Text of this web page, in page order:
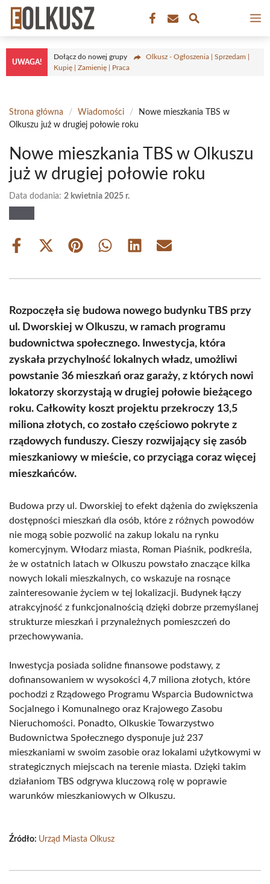
Przejdź
treści
UWAGA!
Dołącz do nowej grupy
Olkusz - Ogłoszenia | Sprzedam |
Kupię | Zamienię | Praca
Strona główna / Wiadomości /
Nowe mieszkania TBS w
Olkuszu już w drugiej połowie roku
Nowe mieszkania TBS w Olkuszu
już w drugiej połowie roku
Data dodania: 2 kwietnia 2025 r.
Share
Share
(Twitter)
Share Share Share Share
Rozpoczęła się budowa nowego budynku TBS przy
ul. Dworskiej w Olkuszu, w ramach programu
budownictwa społecznego. Inwestycja, która
zyskała przychylność lokalnych władz, umożliwi
powstanie 36 mieszkań oraz garaży, z których nowi
lokatorzy skorzystają w drugiej połowie bieżącego
roku. Całkowity koszt projektu przekroczy 13,5
miliona złotych, co zostało częściowo pokryte z
rządowych funduszy. Cieszy rozwijający się zasób
mieszkaniowy w mieście, co przyciąga coraz więcej
mieszkańców.
Budowa przy ul. Dworskiej to efekt dążenia do zwiększenia
dostępności mieszkań dla osób, które z różnych powodów
nie mogą sobie pozwolić na zakup lokalu na rynku
komercyjnym. Włodarz miasta, Roman Piaśnik, podkreśla,
że w ostatnich latach w Olkuszu powstało znaczące kilka
nowych lokali mieszkalnych, co wskazuje na rosnące
zainteresowanie życiem w tej lokalizacji. Budynek łączy
atrakcyjność z funkcjonalnością dzięki dobrze przemyślanej
strukturze mieszkań i przynależnych pomieszczeń do
przechowywania.
Inwestycja posiada solidne finansowe podstawy, z
dofinansowaniem w wysokości 4,7 miliona złotych, które
pochodzi z Rządowego Programu Wsparcia Budownictwa
Socjalnego i Komunalnego oraz Krajowego Zasobu
Nieruchomości. Ponadto, Olkuskie Towarzystwo
Budownictwa Społecznego dysponuje już 237
mieszkaniami w swoim zasobie oraz lokalami użytkowymi w
strategicznych miejscach na terenie miasta. Dzięki takim
działaniom TBS odgrywa kluczową rolę w poprawie
warunków mieszkaniowych w Olkuszu.
Źródło: Urząd Miasta Olkusz